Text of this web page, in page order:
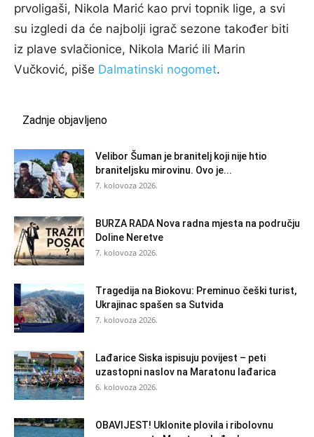
prvoligaši, Nikola Marić kao prvi topnik lige, a svi
su izgledi da će najbolji igrač sezone također biti
iz plave svlačionice, Nikola Marić ili Marin
Vučković, piše Dalmatinski nogomet.
Zadnje objavljeno
Velibor Šuman je branitelj koji nije htio
braniteljsku mirovinu. Ovo je...
7. kolovoza 2026.
BURZA RADA Nova radna mjesta na području
Doline Neretve
7. kolovoza 2026.
Tragedija na Biokovu: Preminuo češki turist,
Ukrajinac spašen sa Sutvida
7. kolovoza 2026.
Lađarice Siska ispisuju povijest – peti
uzastopni naslov na Maratonu lađarica
6. kolovoza 2026.
OBAVIJEST! Uklonite plovila i ribolovnu